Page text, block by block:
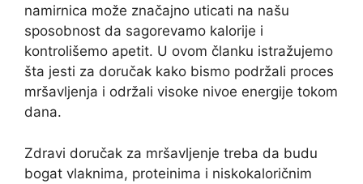
namirnica može značajno uticati na našu
sposobnost da sagorevamo kalorije i
kontrolišemo apetit. U ovom članku istražujemo
šta jesti za doručak kako bismo podržali proces
mršavljenja i održali visoke nivoe energije tokom
dana.
Zdravi doručak za mršavljenje treba da budu
bogat vlaknima, proteinima i niskokaloričnim